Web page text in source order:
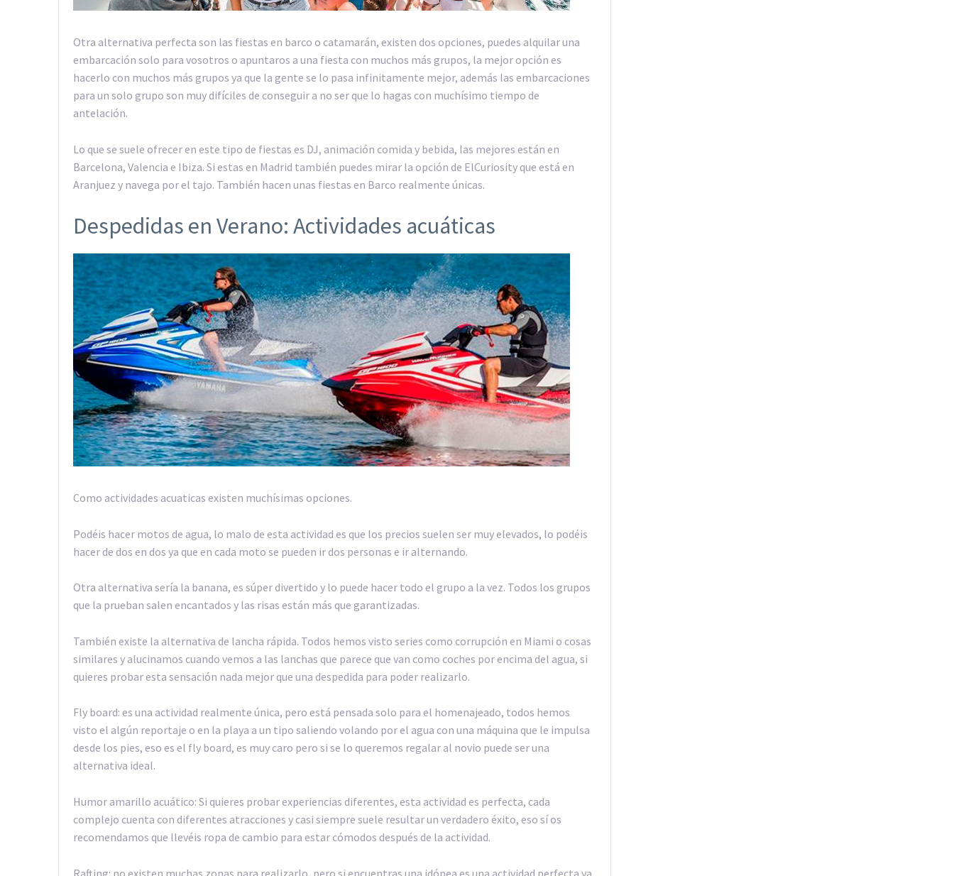
Otra alternativa perfecta son las fiestas en barco o catamarán, existen dos opciones, puedes alquilar una
embarcación solo para vosotros o apuntaros a una fiesta con muchos más grupos, la mejor opción es
hacerlo con muchos más grupos ya que la gente se lo pasa infinitamente mejor, además las embarcaciones
para un solo grupo son muy difíciles de conseguir a no ser que lo hagas con muchísimo tiempo de
antelación.
Lo que se suele ofrecer en este tipo de fiestas es DJ, animación comida y bebida, las mejores están en
Barcelona, Valencia e Ibiza. Si estas en Madrid también puedes mirar la opción de ElCuriosity que está en
Aranjuez y navega por el tajo. También hacen unas fiestas en Barco realmente únicas.
Despedidas en Verano: Actividades acuáticas
Como actividades acuaticas existen muchísimas opciones.
Podéis hacer motos de agua, lo malo de esta actividad es que los precios suelen ser muy elevados, lo podéis
hacer de dos en dos ya que en cada moto se pueden ir dos personas e ir alternando.
Otra alternativa sería la banana, es súper divertido y lo puede hacer todo el grupo a la vez. Todos los grupos
que la prueban salen encantados y las risas están más que garantizadas.
También existe la alternativa de lancha rápida. Todos hemos visto series como corrupción en Miami o cosas
similares y alucinamos cuando vemos a las lanchas que parece que van como coches por encima del agua, si
quieres probar esta sensación nada mejor que una despedida para poder realizarlo.
Fly board: es una actividad realmente única, pero está pensada solo para el homenajeado, todos hemos
visto el algún reportaje o en la playa a un tipo saliendo volando por el agua con una máquina que le impulsa
desde los pies, eso es el fly board, es muy caro pero si se lo queremos regalar al novio puede ser una
alternativa ideal.
Humor amarillo acuático: Si quieres probar experiencias diferentes, esta actividad es perfecta, cada
complejo cuenta con diferentes atracciones y casi siempre suele resultar un verdadero éxito, eso sí os
recomendamos que llevéis ropa de cambio para estar cómodos después de la actividad.
Rafting: no existen muchas zonas para realizarlo, pero si encuentras una idónea es una actividad perfecta ya